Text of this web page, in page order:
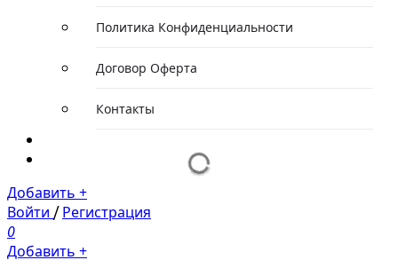
Политика Конфиденциальности
Договор Оферта
Контакты
Добавить +
Войти / Регистрация
0
Добавить +